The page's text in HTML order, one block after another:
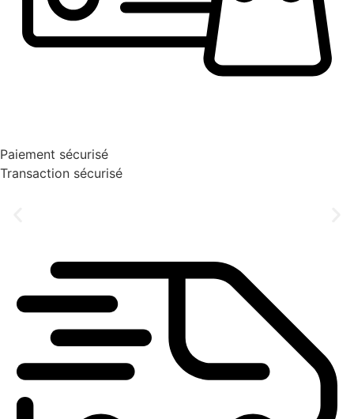
Paiement sécurisé
Transaction sécurisé